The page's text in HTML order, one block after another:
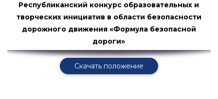
Республиканский конкурс образовательных и
творческих инициатив в области безопасности
дорожного движения «Формула безопасной
дороги»
Скачать положение